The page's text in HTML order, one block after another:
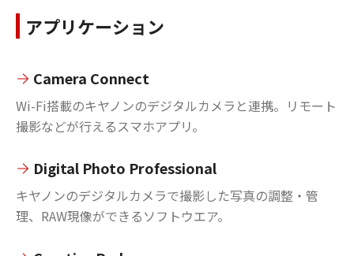
アプリケーション
Camera Connect
Wi-Fi搭載のキヤノンのデジタルカメラと連携。リモート
撮影などが行えるスマホアプリ。
Digital Photo Professional
キヤノンのデジタルカメラで撮影した写真の調整・管
理、RAW現像ができるソフトウエア。